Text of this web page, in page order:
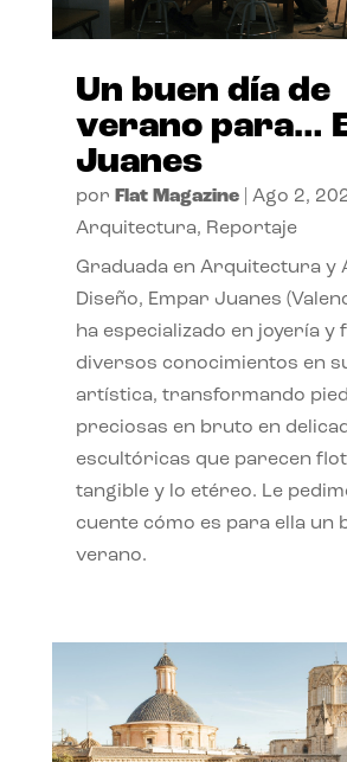
Un buen día de
verano para…
Juanes
por Flat Magazine| Ago 2,
Arquitectura, Reportaje
Graduada en Arquitectura y
Diseño, Empar Juanes
ha especializado en joyería y
diversos conocimientos en
artística, transformando
preciosas en bruto en
escultóricas que parecen
tangible y lo etéreo. Le
cuente cómo es para ella un
verano.